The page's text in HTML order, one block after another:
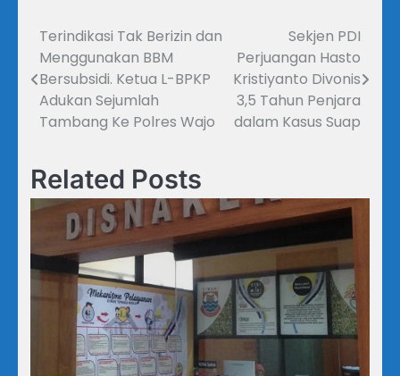
Navigasi
pos
Terindikasi Tak Berizin dan
Menggunakan BBM
Bersubsidi. Ketua L-BPKP
Adukan Sejumlah
Tambang Ke Polres Wajo
Sekjen PDI
Perjuangan Hasto
Kristiyanto Divonis
3,5 Tahun Penjara
dalam Kasus Suap
Related Posts